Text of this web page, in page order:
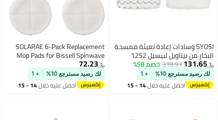
SYOSI وسادات إعادة تعبئة ممسحة
البخار من بيتاويل لبيسيل 1252
1606670 1543 1652 1132M
1530 11326 سلسلة مكنسة
كهربائية بالبخار للأرضيات الصلبة
سيمفوني، حزمة من 6 قطع
﷼‏131.65
318.97خصم 58%
لك رصيد مسترجع 10% + 1
احصل عليه خلال 14 - 15
SOLARAE 6-Pack Replacement
Mop Pads for Bissell Spinwave
Models 2124, 2039A, 2307,
23157, 20391, 20399 -
Compatible Electric Hard Floor Mop
Pads (White, Orange, Off-White
﷼‏72.23
لك رصيد مسترجع 10% + 1
احصل عليه خلال 14 - 15